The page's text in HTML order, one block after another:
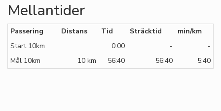
Mellantider
Passering Distans Tid Sträcktid
min/km
Start 10km
0:00 -
-
Mål 10km
10 km 56:40 56:40 5:40